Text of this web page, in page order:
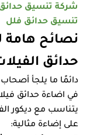
شركة تنسيق
تنسيق حدائق فلل
نصائح هامة
حدائق
دائمًا ما يلجأ
في اضاءة حدائق
يتناسب مع ديكور
على إضاءة مثالية: